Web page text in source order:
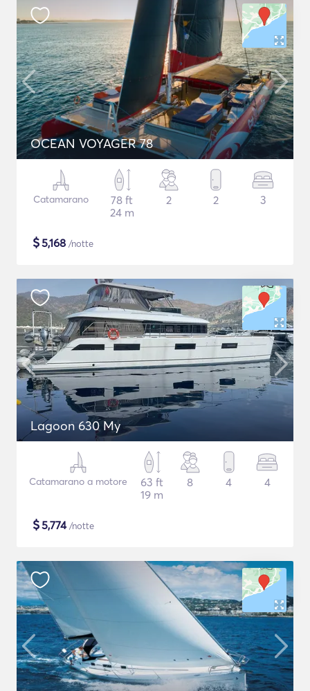
OCEAN VOYAGER 78
Catamarano
78 ft
24 m
2 2 3
$5,168 /notte
Lagoon 630 My
Catamarano a motore
63 ft
19 m
8 4 4
$5,774/notte